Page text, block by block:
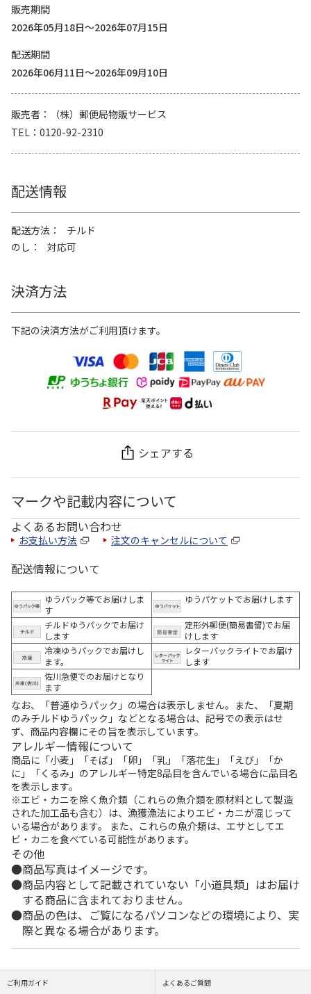
販売期間
2026年05月18日～2026年07月15日
配送期間
2026年06月11日～2026年09月10日
販売者
（株）郵便局物販サービス
TEL
0120-92-2310
配送情報
配送方法
チルド
のし
対応可
決済方法
下記の決済方法がご利用頂けます。
シェアする
マークや記載内容について
よくあるお問い合わせ
お支払い方法 注文のキャンセルについて
配送情報について
ゆうパック等でお届けしま
す
ゆうパケットでお届けします
チルドゆうパックでお届け
します
定形外郵便(簡易書留)でお届
けします
冷凍ゆうパックでお届けし
ます。
レターパックライトでお届け
します
佐川急便でのお届けとなり
ます
なお、「普通ゆうパック」の場合は表示しません。また、「夏期
のみチルドゆうパック」などとなる場合は、記号での表示はせ
ず、商品内容欄にその旨を表示しています。
アレルギー情報について
商品に「小麦」「そば」「卵」「乳」「落花生」「えび」「か
に」「くるみ」のアレルギー特定8品目を含んでいる場合に品目名
を表示します。
※エビ・カニを除く魚介類（これらの魚介類を原材料として製造
された加工品も含む）は、漁獲漁法によりエビ・カニが混じって
いる場合があります。 また、これらの魚介類は、エサとしてエ
ビ・カニを食べている可能性があります。
その他
商品写真はイメージです。
商品内容として記載されていない「小道具類」はお届け
する商品に含まれておりません。
商品の色は、ご覧になるパソコンなどの環境により、実
際と異なる場合があります。
ご利用ガイド よくあるご質問